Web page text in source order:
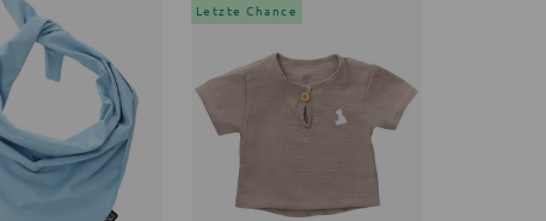
Letzte Chance